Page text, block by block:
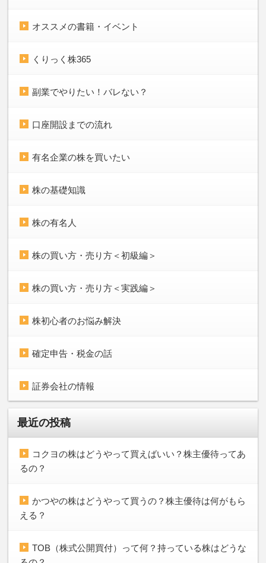
オススメの書籍・イベント
くりっく株365
副業でやりたい！バレない？
口座開設までの流れ
有名企業の株を買いたい
株の基礎知識
株の有名人
株の買い方・売り方＜初級編＞
株の買い方・売り方＜実践編＞
株初心者のお悩み解決
確定申告・税金の話
証券会社の情報
最近の投稿
コクヨの株はどうやって買えばいい？株主優待ってあ
るの？
かつやの株はどうやって買うの？株主優待は何がもら
える？
TOB（株式公開買付）って何？持っている株はどうな